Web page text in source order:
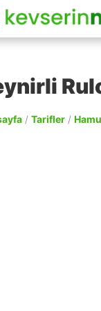
/ Tarifler /